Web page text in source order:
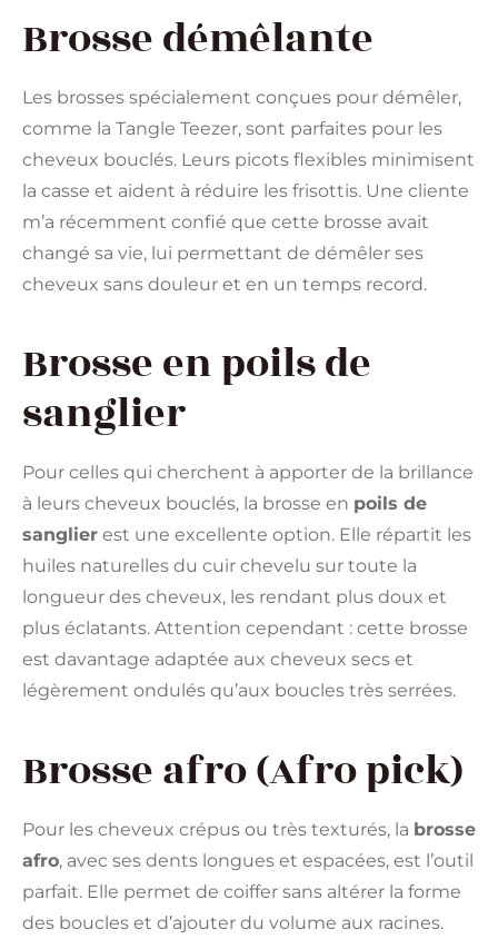
Brosse démêlante
Les brosses spécialement conçues pour démêler,
comme la Tangle Teezer, sont parfaites pour les
cheveux bouclés. Leurs picots flexibles minimisent
la casse et aident à réduire les frisottis. Une cliente
m’a récemment confié que cette brosse avait
changé sa vie, lui permettant de démêler ses
cheveux sans douleur et en un temps record.
Brosse en poils de
sanglier
Pour celles qui cherchent à apporter de la brillance
à leurs cheveux bouclés, la brosse en poils de
sanglier est une excellente option. Elle répartit les
huiles naturelles du cuir chevelu sur toute la
longueur des cheveux, les rendant plus doux et
plus éclatants. Attention cependant : cette brosse
est davantage adaptée aux cheveux secs et
légèrement ondulés qu’aux boucles très serrées.
Brosse afro (Afro pick)
Pour les cheveux crépus ou très texturés, la brosse
afro, avec ses dents longues et espacées, est l’outil
parfait. Elle permet de coiffer sans altérer la forme
des boucles et d’ajouter du volume aux racines.